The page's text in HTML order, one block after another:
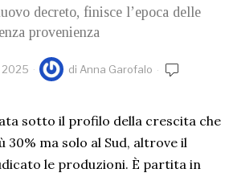
decreto, finisce l’epoca delle
provenienza
2025 di Anna Garofalo
sotto il profilo della crescita che
30% ma solo al Sud, altrove il
le produzioni. È partita in